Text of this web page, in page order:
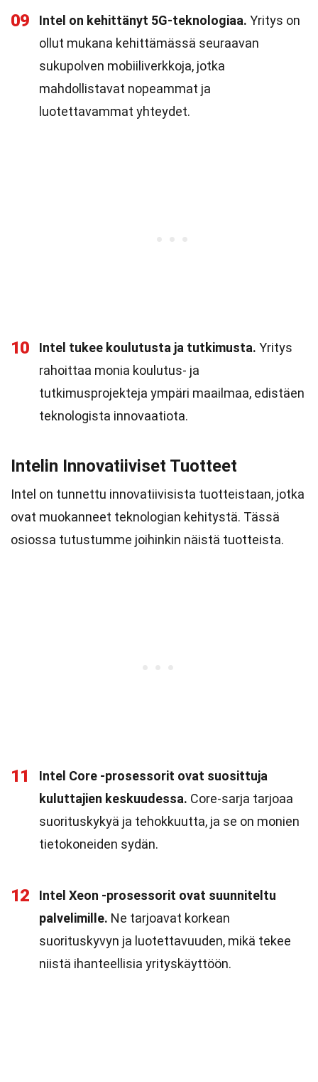
09 Intel on kehittänyt 5G-teknologiaa. Yritys on
ollut mukana kehittämässä seuraavan
sukupolven mobiiliverkkoja, jotka
mahdollistavat nopeammat ja
luotettavammat yhteydet.
10 Intel tukee koulutusta ja tutkimusta. Yritys
rahoittaa monia koulutus- ja
tutkimusprojekteja ympäri maailmaa, edistäen
teknologista innovaatiota.
Intelin Innovatiiviset Tuotteet
Intel on tunnettu innovatiivisista tuotteistaan, jotka
ovat muokanneet teknologian kehitystä. Tässä
osiossa tutustumme joihinkin näistä tuotteista.
11
Intel Core -prosessorit ovat suosittuja
kuluttajien keskuudessa. Core-sarja tarjoaa
suorituskykyä ja tehokkuutta, ja se on monien
tietokoneiden sydän.
12
Intel Xeon -prosessorit ovat suunniteltu
palvelimille. Ne tarjoavat korkean
suorituskyvyn ja luotettavuuden, mikä tekee
niistä ihanteellisia yrityskäyttöön.